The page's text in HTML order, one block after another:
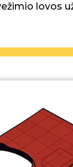
lovos